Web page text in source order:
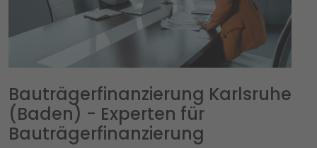
Bauträgerfinanzierung Karlsruhe
(Baden) - Experten für
Bauträgerfinanzierung